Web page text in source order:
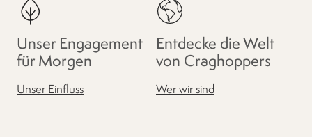
Unser Engagement
für Morgen
Unser Einfluss
Entdecke die Welt
von Craghoppers
Wer wir sind